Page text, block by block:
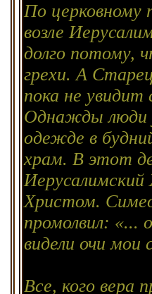
По церковному
возле
долго потому,
грехи. А
пока не
Однажды люди
одежде в
храм. В этот
Христом.
промолвил: «...
видели очи мои
Все, кого вера